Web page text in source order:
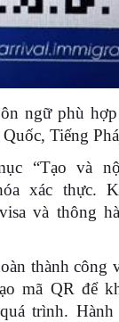
ngữ phù
Tiếng
“Tạo và
xác thực.
và thông
thành công
mã QR để
trình.